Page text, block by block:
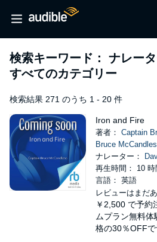
検索キーワード： ナレー
すべてのカテゴリー
検索結果 271 のうち 1 - 20 件
Iron and Fire
著者： Captain
Bruce
ナレーター：
再生時間： 10 時
言語： 英語
レビューはまだ
￥2,500 で予約
ムプラン無料
格の30％OFF